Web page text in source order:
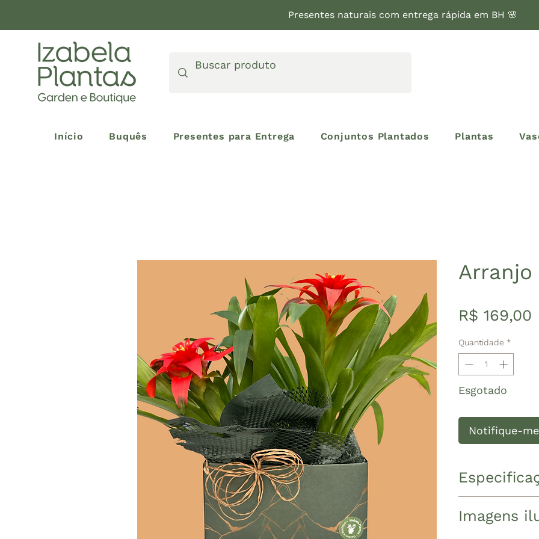
Presentes naturais com entrega rápida em BH 🌸
Início Buquês Presentes para Entrega Conjuntos Plantados Plantas
Arranjo
R$ 169,00
Quantidade *
Esgotado
Notifique-
bromélias
Imagens